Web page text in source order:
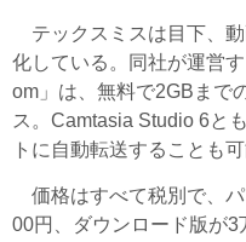
テックスミスは目下、
化している。同社が運営
om」は、無料で2GBまで
ス。Camtasia Studio 6と
トに自動転送することも可
価格はすべて税別で、
00円、ダウンロード版が